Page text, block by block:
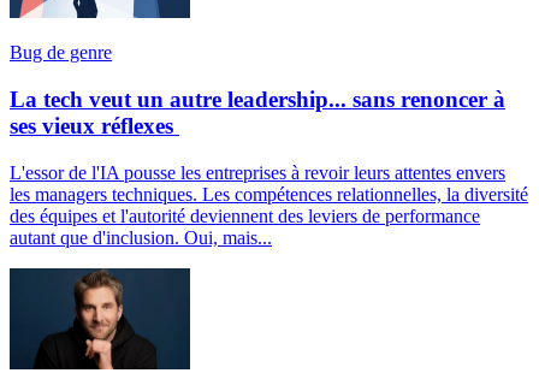
Bug de genre
La tech veut un autre leadership... sans renoncer à
ses vieux réflexes
L'essor de l'IA pousse les entreprises à revoir leurs attentes envers
les managers techniques. Les compétences relationnelles, la diversité
des équipes et l'autorité deviennent des leviers de performance
autant que d'inclusion. Oui, mais...